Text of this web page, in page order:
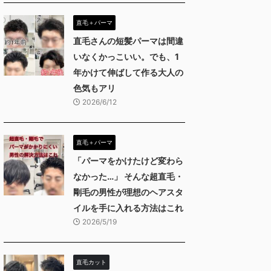
直毛＋パーマ
直毛さんの短髪パーマは間違
いなくかっこいい。でも、1
年かけて伸ばして作る大人の
色気もアリ
2026/6/12
直毛＋パーマ
「パーマをかけたけど変わら
なかった…」 そんな超直毛・
剛毛の男性が理想のヘアスタ
イルを手に入れる方法はこれ
2026/5/19
直毛カット